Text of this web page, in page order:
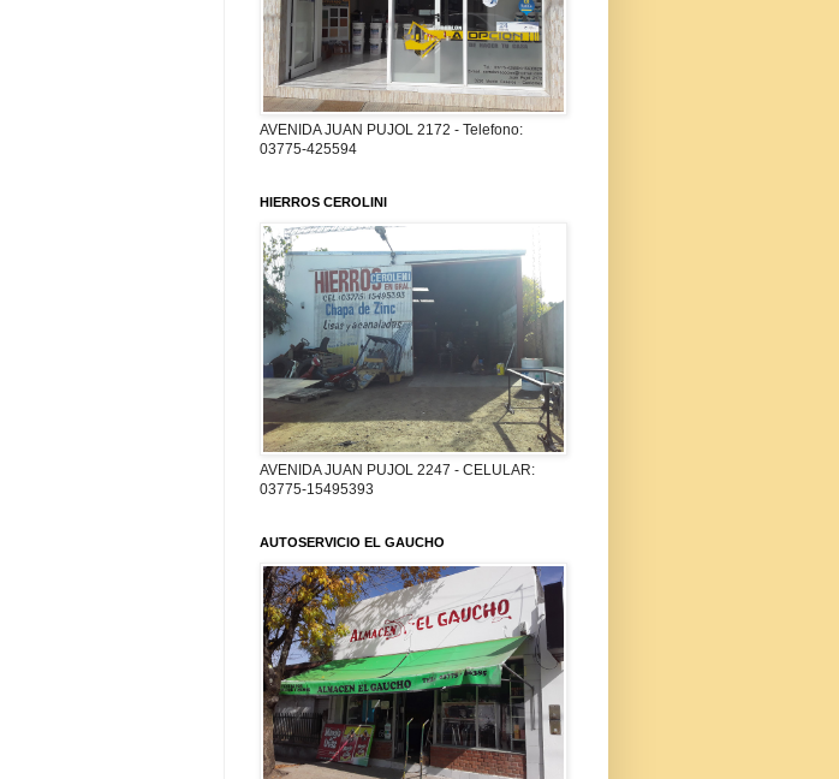
AVENIDA JUAN PUJOL 2172 - Telefono:
03775-425594
HIERROS CEROLINI
AVENIDA JUAN PUJOL 2247 - CELULAR:
03775-15495393
AUTOSERVICIO EL GAUCHO